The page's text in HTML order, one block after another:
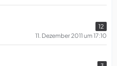
12
11. Dezember 2011 um 17:10